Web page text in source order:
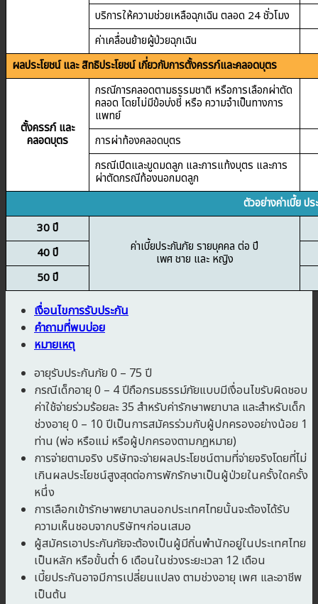
บริการให้ความช่วยเหลือฉุกเฉิน ตลอด 24 ชั่วโมง
ค่าเคลื่อนย้ายผู้ป่วยฉุกเฉิน
ผลประโยชน์ และ สิทธิประโยชน์ เกี่ยวกับการตั้งครรภ์และคลอดบุตร
ตั้งครรภ์ และ
คลอดบุตร
กรณีการคลอดตามธรรมชาติ หรือการเลือกผ่าตัด
คลอด โดยไม่มีข้อบ่งชี้ หรือ ความจำเป็นทางการ
แพทย์
การผ่าท้องคลอดบุตร
กรณีเปิดและขูดมดลูก และการแท้งบุตร และการ
ผ่าตัดกรณีท้องนอกมดลูก
ตัวอย่างค่าเบี้ย ป
30 ปี
ค่าเบี้ยประกันภัย รายบุคคล ต่อ ปี
เพศ ชาย และ หญิง
40 ปี
50 ปี
เงื่อนไขการรับประกัน
คำถามที่พบบ่อย
หมายเหตุ
อายุรับประกันภัย 0 – 75 ปี
กรณีเด็กอายุ 0 – 4 ปีถือกรมธรรม์ภัยแบบมีเงื่อนไขรับผิดชอบ
ค่าใช้จ่ายร่วมร้อยละ 35 สำหรับค่ารักษาพยาบาล และสำหรับเด็ก
ช่วงอายุ 0 – 10 ปีเป็นการสมัครร่วมกับผู้ปกครองอย่างน้อย 1
ท่าน (พ่อ หรือแม่ หรือผู้ปกครองตามกฎหมาย)
การจ่ายตามจริง บริษัทจะจ่ายผลประโยชน์ตามที่จ่ายจริงโดยที่ไม่
เกินผลประโยชน์สูงสุดต่อการพักรักษาเป็นผู้ป่วยในครั้งใดครั้ง
หนึ่ง
การเลือกเข้ารักษาพยาบาลนอกประเทศไทยนั้นจะต้องได้รับ
ความเห็นชอบจากบริษัทฯก่อนเสมอ
ผู้สมัครเอาประกันภัยจะต้องเป็นผู้มีถิ่นพำนักอยู่ในประเทศไทย
เป็นหลัก หรือขั้นต่ำ 6 เดือนในช่วงระยะเวลา 12 เดือน
เบี้ยประกันอาจมีการเปลี่ยนแปลง ตามช่วงอายุ เพศ และอาชีพ
เป็นต้น